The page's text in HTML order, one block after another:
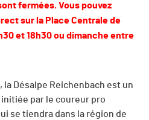
fermées. Vous pouvez
sur la Place Centrale de
et 18h30 ou dimanche entre
Désalpe Reichenbach est un
par le coureur pro
se tiendra dans la région de